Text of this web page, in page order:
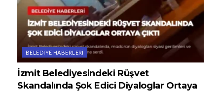
BELEDIYE HABERLERI
İzmit Belediyesindeki Rüşvet
Skandalında Şok Edici Diyaloglar Ortaya